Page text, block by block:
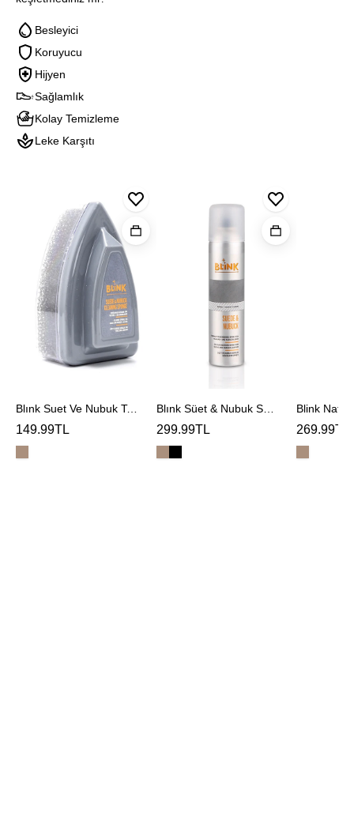
Besleyici
Koruyucu
Hijyen
Sağlamlık
Kolay Temizleme
Leke Karşıtı
Nubuk
Temızleme
Sungerı
Blınk Suet Ve Nubuk Temızleme Sungerı
149.99TL
Blınk Süet & Nubuk Spreyi
299.99TL
Blink
269.99TL